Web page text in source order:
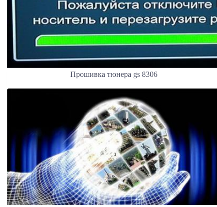
Прошивка тюнера gs 8306